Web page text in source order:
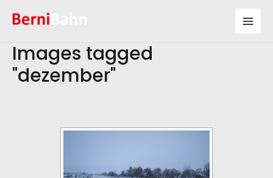
Inhalt
Images tagged
"dezember"